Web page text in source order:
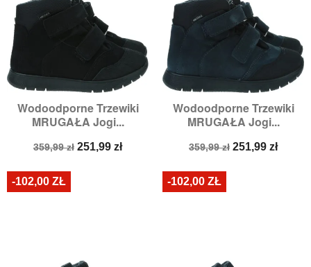
Wodoodporne Trzewiki
MRUGAŁA Jogi...
Cena
359,99 zł Cena
251,99 zł
Wodoodporne Trzewiki
MRUGAŁA Jogi...
Cena
359,99 zł Cena
251,99 zł
-102,00 ZŁ -102,00 ZŁ